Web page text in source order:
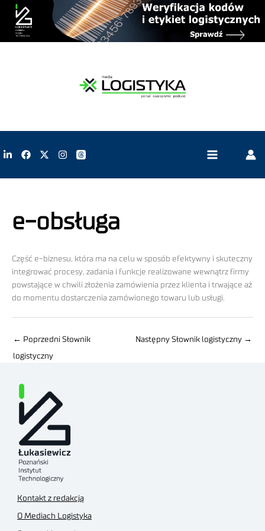
e-obsługa
Część e-biznesu, która ma na celu w sposób efektywny i skuteczny
integrować procesy, zadania i funkcje realizowane wewnątrz firmy
powstające w chwili złożenia zamówienia przez klienta i trwające aż
do momentu dostarczenia zamówionego towaru lub usługi.
← Poprzedni Słownik
logistyczny
Następny Słownik logistyczny →
Kontakt z redakcją
O Mediach Logistyka